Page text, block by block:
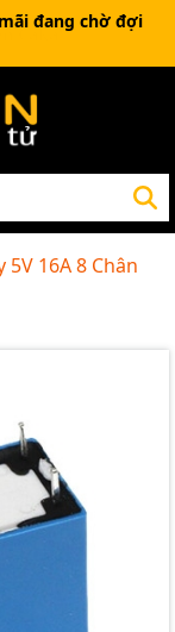
đang chờ đợi
5V 16A 8 Chân